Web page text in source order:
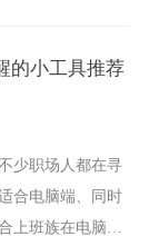
的小工具推荐
少职场人都在寻
合电脑端、同时
上班族在电脑上